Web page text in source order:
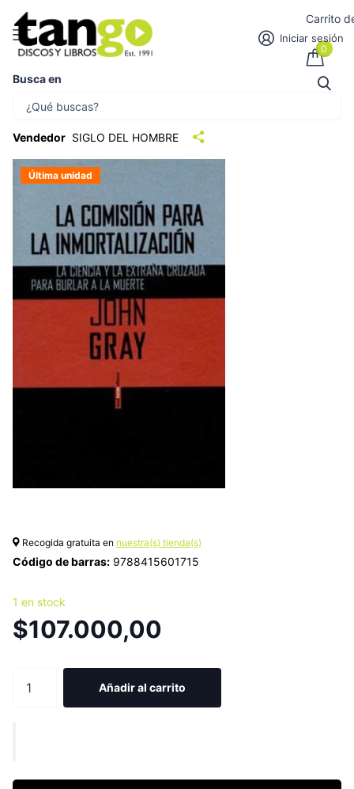
Busca en
Iniciar sesión
Carrito
0
COMISION PARA LA INMORTALIZACION
LA CIENCIA Y LA E | SIGLO DEL HOMBRE
Vendedor SIGLO DEL HOMBRE
Última unidad
Recogida gratuita en nuestra(s) tienda(s)
Código de barras: 9788415601715
1 en stock
$107.000,00
Añadir al carrito